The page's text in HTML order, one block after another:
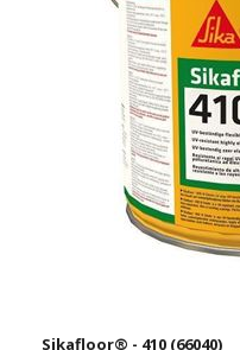
Sikafloor® - 410 (66040)